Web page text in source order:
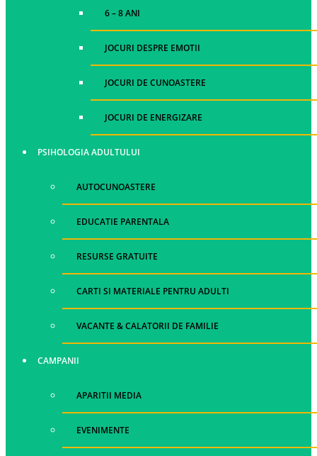
6 – 8 ANI
JOCURI DESPRE EMOTII
JOCURI DE CUNOASTERE
JOCURI DE ENERGIZARE
PSIHOLOGIA ADULTULUI
AUTOCUNOASTERE
EDUCATIE PARENTALA
RESURSE GRATUITE
CARTI SI MATERIALE PENTRU ADULTI
VACANTE & CALATORII DE FAMILIE
CAMPANII
APARITII MEDIA
EVENIMENTE